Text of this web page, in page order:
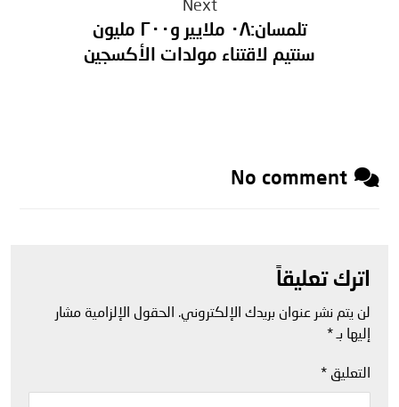
Next
تلمسان:٠٨ ملايير و٢٠٠ مليون
سنتيم لاقتناء مولدات الأكسجين
No comment
اترك تعليقاً
لن يتم نشر عنوان بريدك الإلكتروني. الحقول الإلزامية مشار
إليها بـ*
التعليق*